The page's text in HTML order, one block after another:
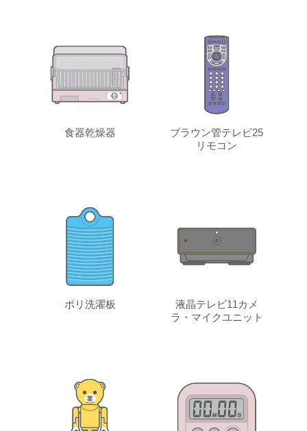
食器乾燥器
ブラウン管テレビ25
リモコン
ポリ洗濯板
液晶テレビ11カメ
ラ・マイクユニット